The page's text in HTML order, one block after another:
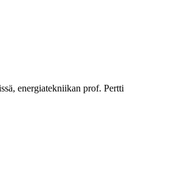
energiatekniikan prof. Pertti